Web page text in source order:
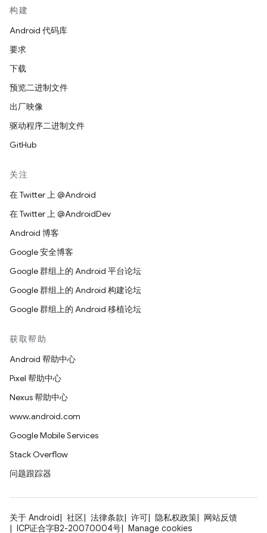
构建
Android 代码库
要求
下载
预览二进制文件
出厂映像
驱动程序二进制文件
GitHub
关注
在 Twitter 上 @Android
在 Twitter 上 @AndroidDev
Android 博客
Google 安全博客
Google 群组上的 Android 平台论坛
Google 群组上的 Android 构建论坛
Google 群组上的 Android 移植论坛
获取帮助
Android 帮助中心
Pixel 帮助中心
Nexus 帮助中心
www.android.com
Google Mobile Services
Stack Overflow
问题跟踪器
关于 Android 社区 法律条款 许可 隐私权政策
网站反馈
ICP证合字B2-20070004号
Manage cookies